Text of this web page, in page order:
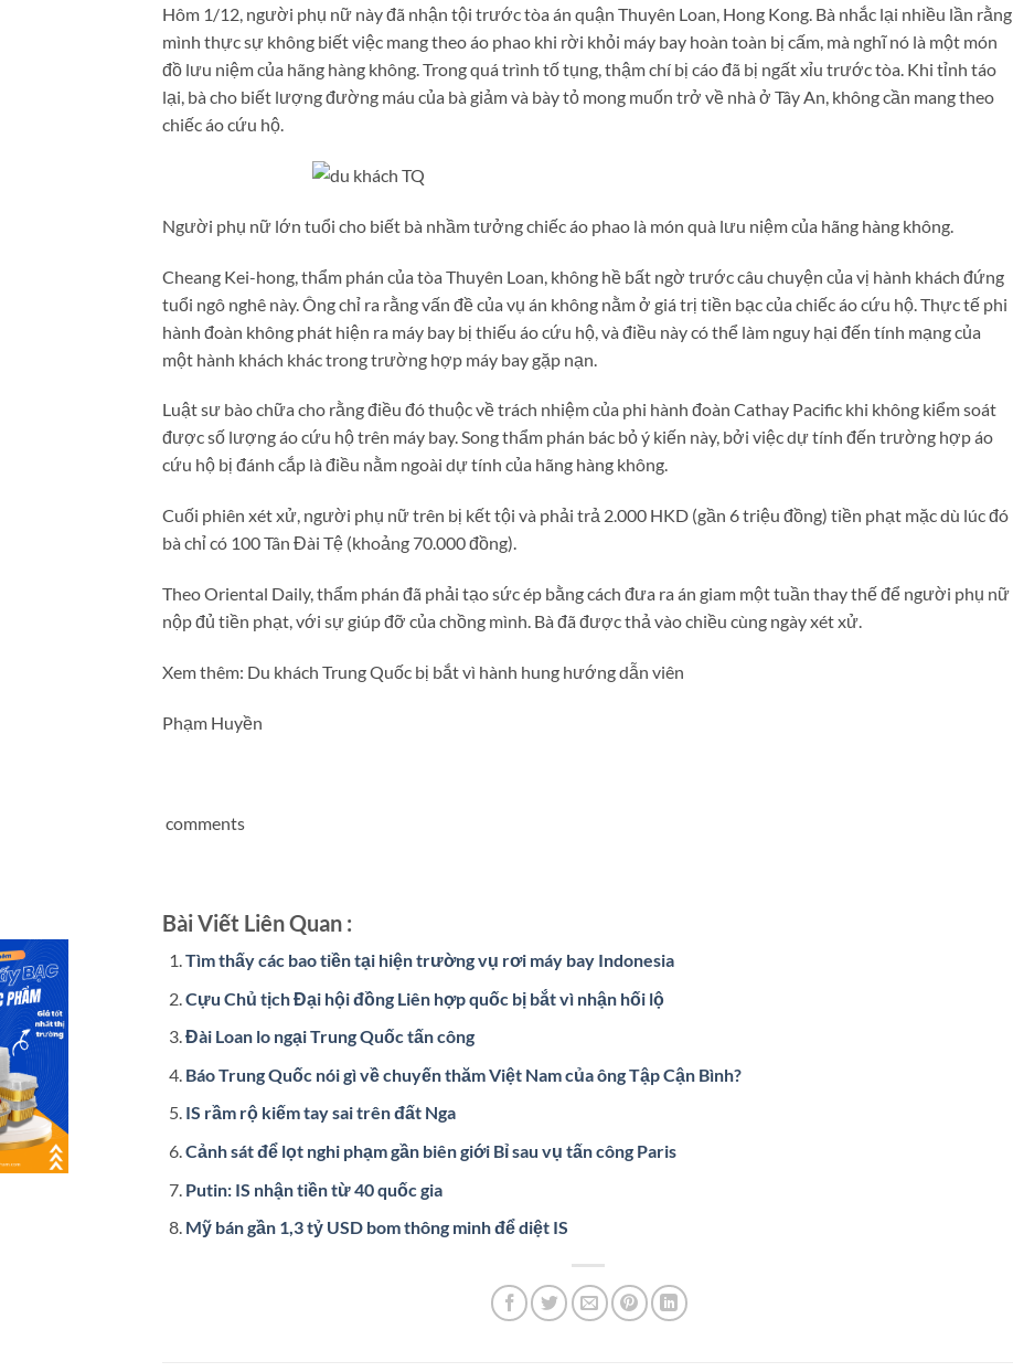
Hôm 1/12, người phụ nữ này đã nhận tội trước tòa án quận Thuyên Loan, Hong Kong. Bà nhắc lại nhiều lần rằng
mình thực sự không biết việc mang theo áo phao khi rời khỏi máy bay hoàn toàn bị cấm, mà nghĩ nó là một món
đồ lưu niệm của hãng hàng không. Trong quá trình tố tụng, thậm chí bị cáo đã bị ngất xỉu trước tòa. Khi tỉnh táo
lại, bà cho biết lượng đường máu của bà giảm và bày tỏ mong muốn trở về nhà ở Tây An, không cần mang theo
chiếc áo cứu hộ.
Người phụ nữ lớn tuổi cho biết bà nhầm tưởng chiếc áo phao là món quà lưu niệm của hãng hàng không.
Cheang Kei-hong, thẩm phán của tòa Thuyên Loan, không hề bất ngờ trước câu chuyện của vị hành khách đứng
tuổi ngô nghê này. Ông chỉ ra rằng vấn đề của vụ án không nằm ở giá trị tiền bạc của chiếc áo cứu hộ. Thực tế phi
hành đoàn không phát hiện ra máy bay bị thiếu áo cứu hộ, và điều này có thể làm nguy hại đến tính mạng của
một hành khách khác trong trường hợp máy bay gặp nạn.
Luật sư bào chữa cho rằng điều đó thuộc về trách nhiệm của phi hành đoàn Cathay Pacific khi không kiểm soát
được số lượng áo cứu hộ trên máy bay. Song thẩm phán bác bỏ ý kiến này, bởi việc dự tính đến trường hợp áo
cứu hộ bị đánh cắp là điều nằm ngoài dự tính của hãng hàng không.
Cuối phiên xét xử, người phụ nữ trên bị kết tội và phải trả 2.000 HKD (gần 6 triệu đồng) tiền phạt mặc dù lúc đó
bà chỉ có 100 Tân Đài Tệ (khoảng 70.000 đồng).
Theo Oriental Daily, thẩm phán đã phải tạo sức ép bằng cách đưa ra án giam một tuần thay thế để người phụ nữ
nộp đủ tiền phạt, với sự giúp đỡ của chồng mình. Bà đã được thả vào chiều cùng ngày xét xử.
Xem thêm: Du khách Trung Quốc bị bắt vì hành hung hướng dẫn viên
Phạm Huyền
comments
Bài Viết Liên Quan :
Tìm thấy các bao tiền tại hiện trường vụ rơi máy bay Indonesia
Cựu Chủ tịch Đại hội đồng Liên hợp quốc bị bắt vì nhận hối lộ
Đài Loan lo ngại Trung Quốc tấn công
Báo Trung Quốc nói gì về chuyến thăm Việt Nam của ông Tập Cận Bình?
IS rầm rộ kiếm tay sai trên đất Nga
Cảnh sát để lọt nghi phạm gần biên giới Bỉ sau vụ tấn công Paris
Putin: IS nhận tiền từ 40 quốc gia
Mỹ bán gần 1,3 tỷ USD bom thông minh để diệt IS